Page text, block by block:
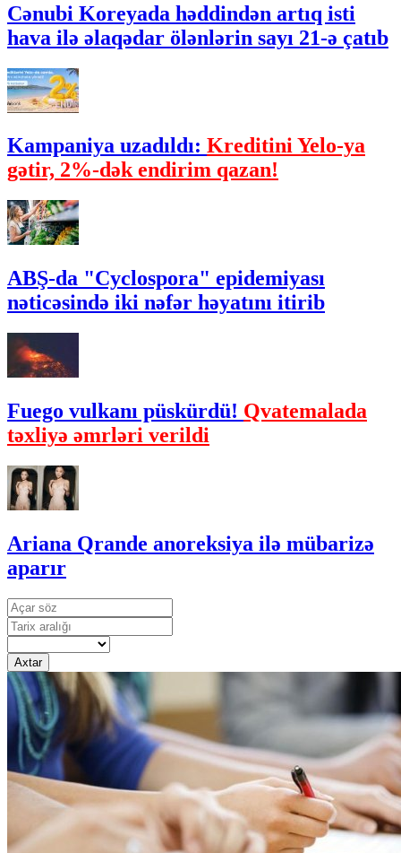
Cənubi Koreyada həddindən artıq isti
hava ilə əlaqədar ölənlərin sayı 21-ə çatıb
Kampaniya uzadıldı: Kreditini Yelo-ya
gətir, 2%-dək endirim qazan!
ABŞ-da "Cyclospora" epidemiyası
nəticəsində iki nəfər həyatını itirib
Fuego vulkanı püskürdü! Qvatemalada
təxliyə əmrləri verildi
Ariana Qrande anoreksiya ilə mübarizə
aparır
Axtar